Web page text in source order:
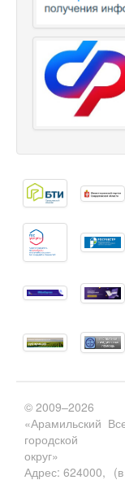
© 2009–2026
«Арамильский
городской
округ»
Адрес: 624000,